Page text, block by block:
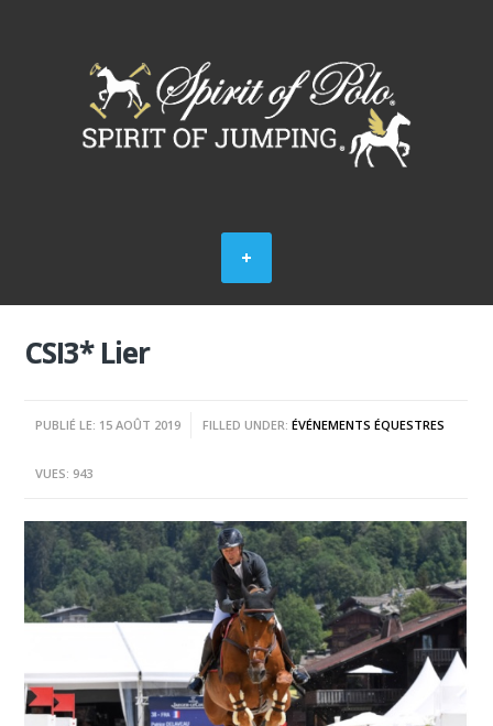
CSI3* Lier
PUBLIÉ LE: 15 AOÛT 2019 FILLED UNDER:ÉVÉNEMENTS ÉQUESTRES
VUES: 943